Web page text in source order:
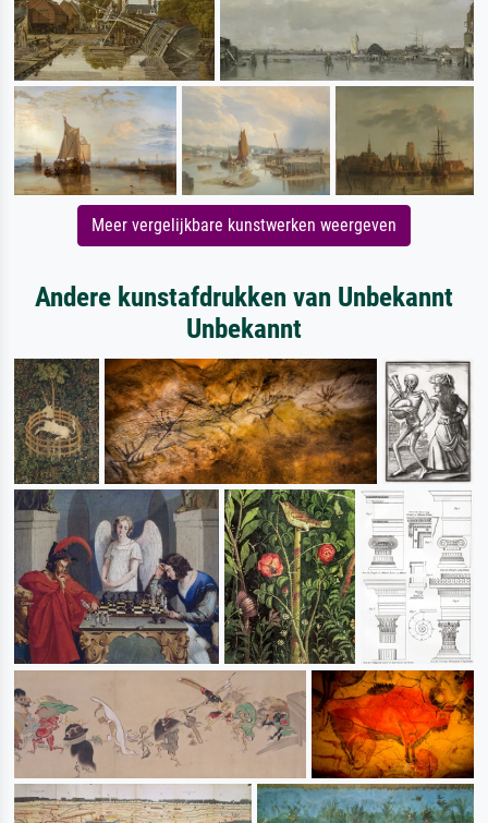
Meer vergelijkbare kunstwerken weergeven
Andere kunstafdrukken van Unbekannt
Unbekannt